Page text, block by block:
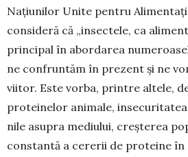
Na­țiu­nilor Unite pen­­tru
con­sideră că „in­­sec­­tele, ca
principal în abor­darea
ne con­frun­tăm în prezent și ne
viitor. Este vorba, printre alte­le,
protei­nelor animale,
nile asupra me­diului, creșterea
cons­tantă a cererii de pro­teine în